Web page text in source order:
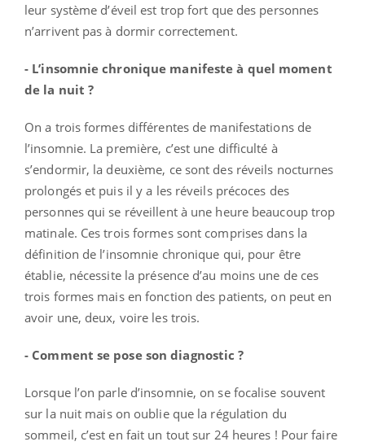
leur système d’éveil est trop fort que des personnes
n’arrivent pas à dormir correctement.
- L’insomnie chronique manifeste à quel moment
de la nuit ?
On a trois formes différentes de manifestations de
l’insomnie. La première, c’est une difficulté à
s’endormir, la deuxième, ce sont des réveils nocturnes
prolongés et puis il y a les réveils précoces des
personnes qui se réveillent à une heure beaucoup trop
matinale. Ces trois formes sont comprises dans la
définition de l’insomnie chronique qui, pour être
établie, nécessite la présence d’au moins une de ces
trois formes mais en fonction des patients, on peut en
avoir une, deux, voire les trois.
- Comment se pose son diagnostic ?
Lorsque l’on parle d’insomnie, on se focalise souvent
sur la nuit mais on oublie que la régulation du
sommeil, c’est en fait un tout sur 24 heures ! Pour faire